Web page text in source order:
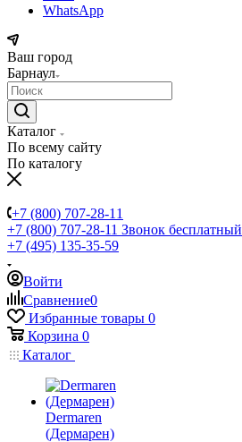
WhatsApp
Ваш город
Барнаул
Каталог
По всему сайту
По каталогу
+7 (800) 707-28-11
+7 (800) 707-28-11 Звонок бесплатный
+7 (495) 135-35-59
Войти
Сравнение0
Избранные товары 0
Корзина 0
Каталог
Dermaren
(Дермарен)